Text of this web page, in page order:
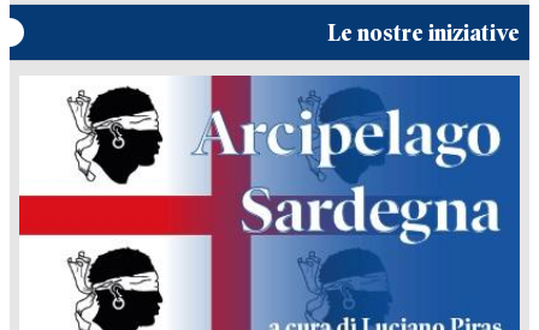
Le nostre iniziative